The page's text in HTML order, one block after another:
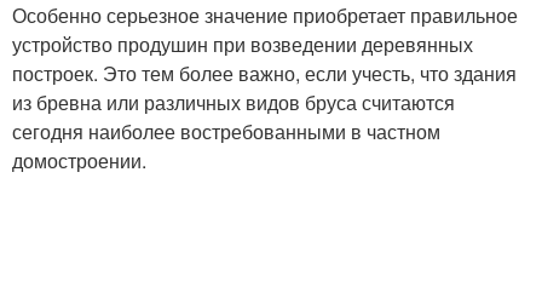
Особенно серьезное значение приобретает правильное
устройство продушин при возведении деревянных
построек. Это тем более важно, если учесть, что здания
из бревна или различных видов бруса считаются
сегодня наиболее востребованными в частном
домостроении.